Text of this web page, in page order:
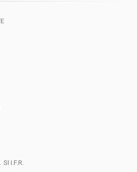
SI I.F.R.